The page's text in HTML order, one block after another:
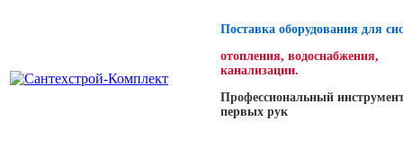
Поставка оборудования для
отопления, водоснабжения,
канализации.
Профессиональный
первых рук